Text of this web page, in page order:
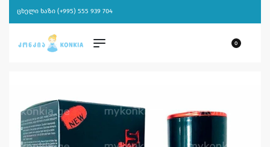
ცხელი ხაზი (+995) 555 939 704
0